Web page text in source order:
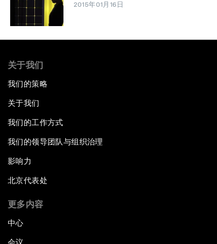
2015年01月16日
关于我们
我们的策略
关于我们
我们的工作方式
我们的领导团队与组织治理
影响力
北京代表处
更多内容
中心